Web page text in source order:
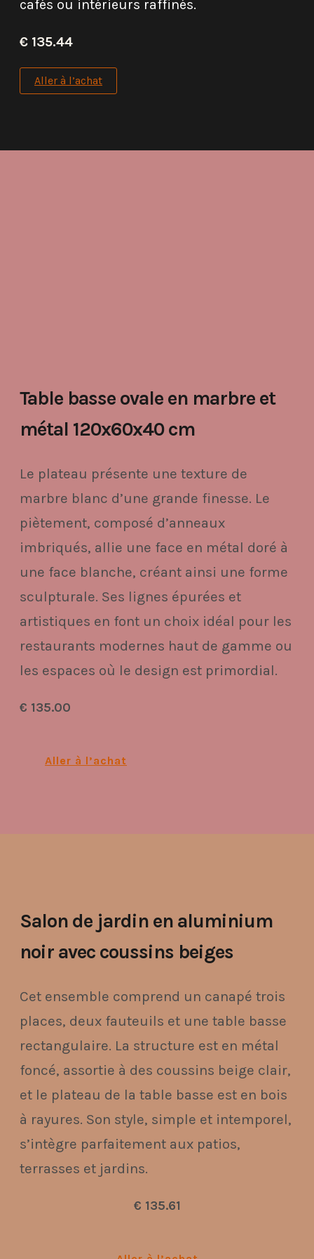
cafés ou intérieurs raffinés.
€ 135.44
Aller à l’achat
Table basse ovale en marbre et
métal 120x60x40 cm
Le plateau présente une texture de
marbre blanc d’une grande finesse. Le
piètement, composé d’anneaux
imbriqués, allie une face en métal doré à
une face blanche, créant ainsi une forme
sculpturale. Ses lignes épurées et
artistiques en font un choix idéal pour les
restaurants modernes haut de gamme ou
les espaces où le design est primordial.
€ 135.00
Aller à l’achat
Salon de jardin en aluminium
noir avec coussins beiges
Cet ensemble comprend un canapé trois
places, deux fauteuils et une table basse
rectangulaire. La structure est en métal
foncé, assortie à des coussins beige clair,
et le plateau de la table basse est en bois
à rayures. Son style, simple et intemporel,
s’intègre parfaitement aux patios,
terrasses et jardins.
€ 135.61